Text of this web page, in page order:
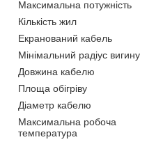
Максимальна потужність
Кількість жил
Екранований кабель
Мінімальний радіус вигину
Довжина кабелю
Площа обігріву
Діаметр кабелю
Максимальна робоча
температура